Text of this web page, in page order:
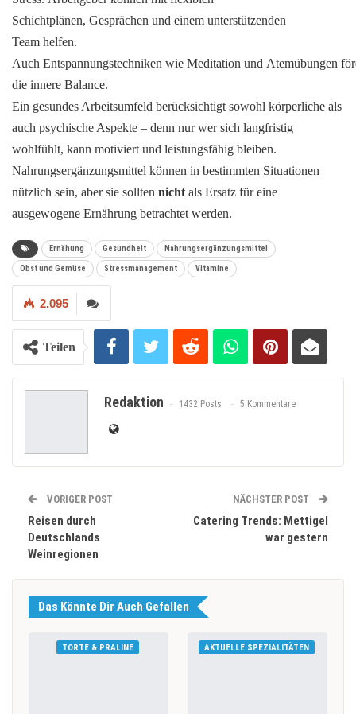
Schichtplänen, Gesprächen und einem unterstützenden
Team helfen.
Auch Entspannungstechniken wie Meditation und Atemübungen
die innere Balance.
Ein gesundes Arbeitsumfeld berücksichtigt sowohl körperliche als
auch psychische Aspekte – denn nur wer sich langfristig
wohlfühlt, kann motiviert und leistungsfähig bleiben.
Nahrungsergänzungsmittel können in bestimmten Situationen
nützlich sein, aber sie sollten nichtals Ersatz für eine
ausgewogene Ernährung betrachtet werden.
Ernähung Gesundheit Nahrungsergänzungsmittel
Obst und Gemüse Stressmanagement Vitamine
2.095
Teilen
Redaktion 1432 Posts 5 Kommentare
VORIGER POST
Reisen durch
Deutschlands
Weinregionen
NÄCHSTER POST
Catering Trends: Mettigel
war gestern
Das Könnte Dir Auch Gefallen
TORTE & PRALINE AKTUELLE SPEZIALITÄTEN